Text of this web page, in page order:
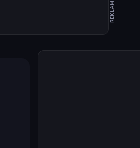
REKLAM